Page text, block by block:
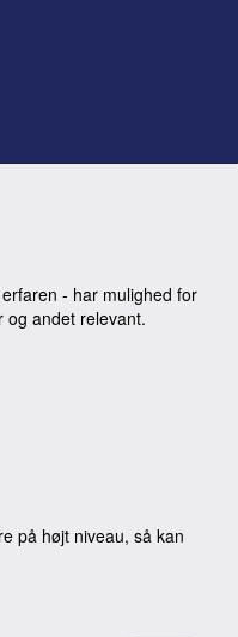
- har mulighed for
andet relevant.
på højt niveau, så kan